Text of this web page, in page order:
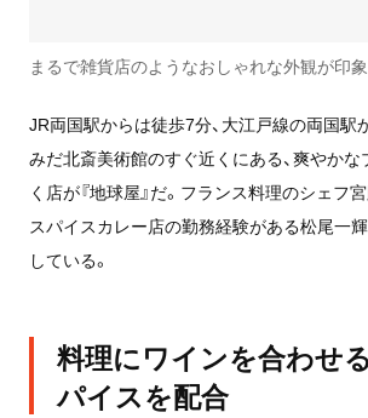
まるで雑貨店のようなおしゃれな外観が印象
JR両国駅からは徒歩7分、大江戸線の両国駅
みだ北斎美術館のすぐ近くにある、爽やか
く店が『地球屋』だ。フランス料理のシェフ
スパイスカレー店の勤務経験がある松尾一
している。
料理にワインを合わせ
パイスを配合